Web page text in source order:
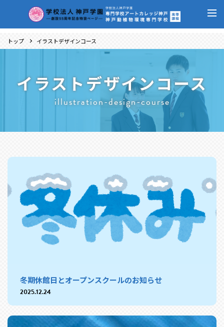
トップ イラストデザインコース
イラストデザインコース
illustration-design-course
冬期休館日とオープンスクールのお知らせ
2025.12.24